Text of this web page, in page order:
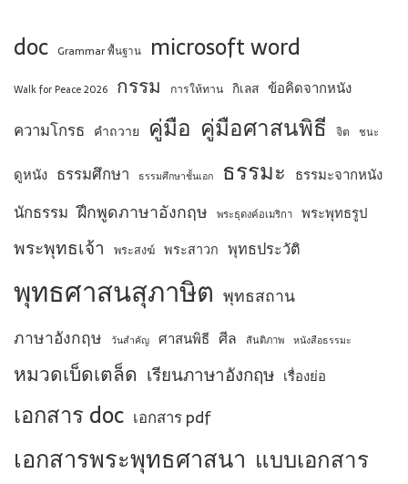
doc Grammar พื้นฐาน microsoft word
Walk for Peace 2026 กรรม การให้ทาน กิเลส ข้อคิดจากหนัง
ความโกรธ คำถวาย คู่มือ คู่มือศาสนพิธี จิต ชนะ
ดูหนัง ธรรมศึกษา ธรรมศึกษาชั้นเอก ธรรมะ ธรรมะจากหนัง
นักธรรม ฝึกพูดภาษาอังกฤษ พระธุดงค์อเมริกา พระพุทธรูป
พระพุทธเจ้า พระสงฆ์ พระสาวก พุทธประวัติ
พุทธศาสนสุภาษิต พุทธสถาน
ภาษาอังกฤษ วันสำคัญ ศาสนพิธี ศีล สันติภาพ หนังสือธรรมะ
หมวดเบ็ดเตล็ด เรียนภาษาอังกฤษ เรื่องย่อ
เอกสาร doc เอกสาร pdf
เอกสารพระพุทธศาสนา แบบเอกสาร